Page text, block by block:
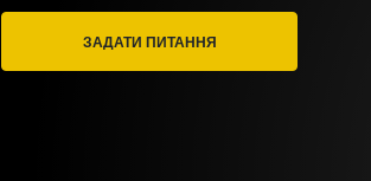
ЗАДАТИ ПИТАННЯ